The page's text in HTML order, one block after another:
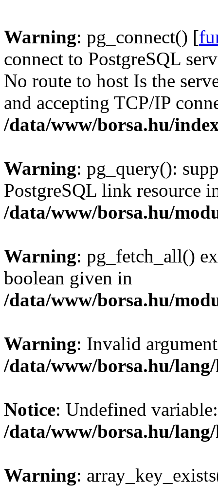
Warning: pg_connect() [
connect to PostgreSQL
No route to host Is the
and accepting TCP/IP
/data/www/borsa.hu/
Warning: pg_query():
PostgreSQL link resource
/data/www/borsa.hu/
Warning: pg_fetch_all()
boolean given in
/data/www/borsa.hu/
Warning: Invalid
/data/www/borsa.hu/
Notice: Undefined
/data/www/borsa.hu/
Warning: